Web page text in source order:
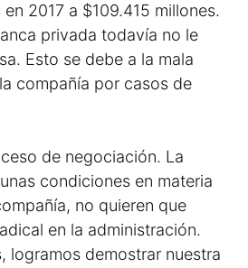
en 2017 a $109.415 millones.
privada todavía no le
Esto se debe a la mala
compañía por casos de
de negociación. La
condiciones en materia
no quieren que
en la administración.
logramos demostrar nuestra